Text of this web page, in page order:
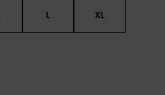
L XL